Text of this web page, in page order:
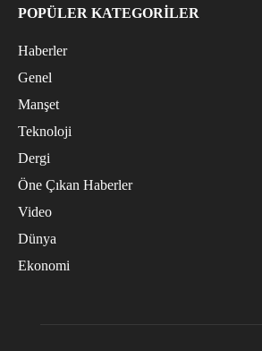
POPÜLER KATEGORİLER
Haberler
Genel
Manşet
Teknoloji
Dergi
Öne Çıkan Haberler
Video
Dünya
Ekonomi